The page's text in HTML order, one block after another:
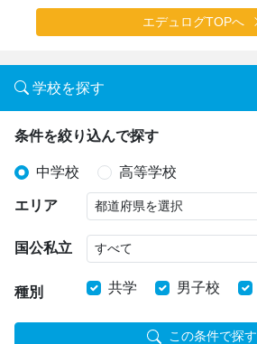
エデュログTOPへ
学校を探す
条件を絞り込んで探す
中学校 高等学校
エリア
国公私立
種別 共学 男子校
この条件で探す